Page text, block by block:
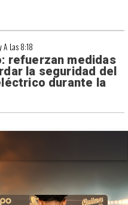
A Las 8:18
refuerzan medidas
la seguridad del
durante la